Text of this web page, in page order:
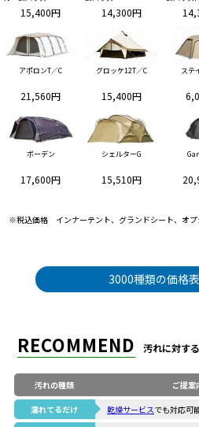
15,400円 14,300円
アポロンT／C
21,560円
グロッケ12T／C
15,400円
ステ
ボーデン
17,600円
シェルターG
15,510円
※税込価格 インナーテント、グランドシート、オプ
3000種類の価格
RECOMMEND 汚れに対す
汚れの種類 ご提案
濡れてるだけ 乾燥サービス でも対応可